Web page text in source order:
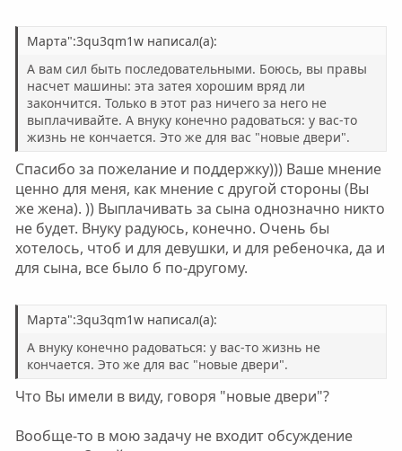
Марта":3qu3qm1w написал(а):
А вам сил быть последовательными. Боюсь, вы правы
насчет машины: эта затея хорошим вряд ли
закончится. Только в этот раз ничего за него не
выплачивайте. А внуку конечно радоваться: у вас-то
жизнь не кончается. Это же для вас "новые двери".
Спасибо за пожелание и поддержку))) Ваше мнение
ценно для меня, как мнение с другой стороны (Вы
же жена). )) Выплачивать за сына однозначно никто
не будет. Внуку радуюсь, конечно. Очень бы
хотелось, чтоб и для девушки, и для ребеночка, да и
для сына, все было б по-другому.
Марта":3qu3qm1w написал(а):
А внуку конечно радоваться: у вас-то жизнь не
кончается. Это же для вас "новые двери".
Что Вы имели в виду, говоря "новые двери"?
Вообще-то в мою задачу не входит обсуждение